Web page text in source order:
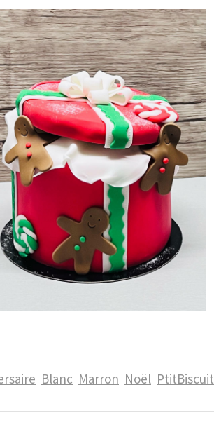
Blanc Marron Noël PtitBiscuit